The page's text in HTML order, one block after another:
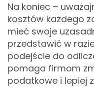
Na koniec –
kosztów każdego
mieć swoje
przedstawić w
podejście do
pomaga firmom
podatkowe i lepiej